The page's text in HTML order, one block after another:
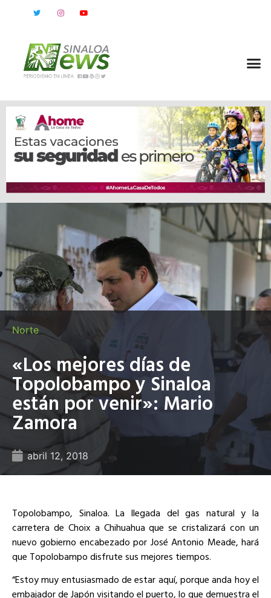
Norte
«Los mejores días de
Topolobampo y Sinaloa
están por venir»: Mario
Zamora
abril 12, 2018
Topolobampo, Sinaloa. La llegada del gas natural y la
carretera de Choix a Chihuahua que se cristalizará con un
nuevo gobierno encabezado por José Antonio Meade, hará
que Topolobampo disfrute sus mejores tiempos.
“Estoy muy entusiasmado de estar aquí, porque anda hoy el
embajador de Japón visitando el puerto, lo que demuestra el